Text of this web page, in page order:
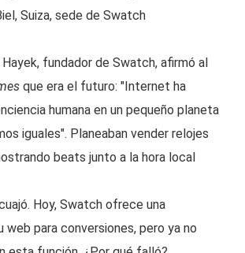
Suiza, sede de Swatch
fundador de Swatch, afirmó al
que era el futuro: "Internet ha
humana en un pequeño planeta
iguales". Planeaban vender relojes
beats junto a la hora local
Hoy, Swatch ofrece una
web para conversiones, pero ya no